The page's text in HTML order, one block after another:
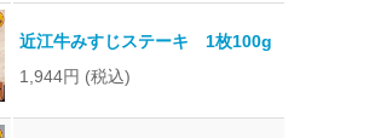
近江牛みすじステーキ 1枚100g
1,944円 (税込)